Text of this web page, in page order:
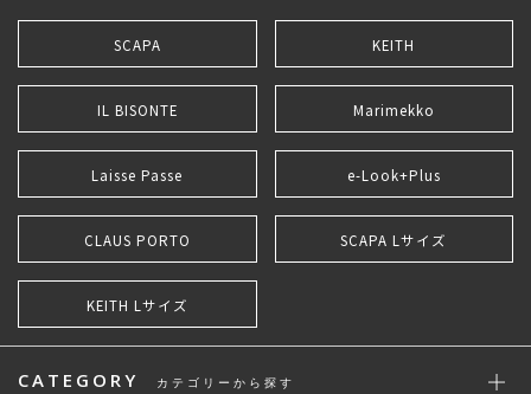
SCAPA KEITH
IL BISONTE Marimekko
Laisse Passe e-Look+Plus
CLAUS PORTO SCAPA Lサイズ
KEITH Lサイズ
CATEGORY カテゴリーから探す